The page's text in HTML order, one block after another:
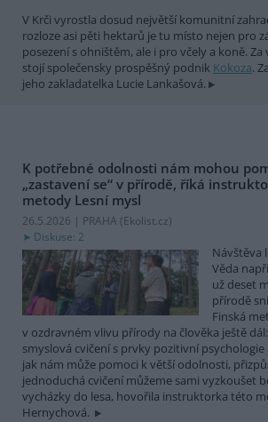
V Krči vyrostla dosud největší komunitní
rozloze asi pěti hektarů je tu místo nejen pro
posezení s ohništěm, ale i pro včely a koně.
stojí společensky prospěšný podnik Kokoza.
jeho zakladatelka Lucie Lankašová.
K potřebné odolnosti nám mohou
„zastavení se“ v přírodě, říká
metody Lesní mysl
26.5.2026 | PRAHA (Ekolist.cz)
Diskuse: 2
Návštěva
Věda
už deset
přírodě
Finská
v ozdravném vlivu přírody na člověka ještě
smyslová cvičení s prvky pozitivní
jak nám může pomoci k větší odolnosti,
jednoduchá cvičení můžeme sami vyzkoušet
vycházky do lesa, hovořila instruktorka této
Hernychová.